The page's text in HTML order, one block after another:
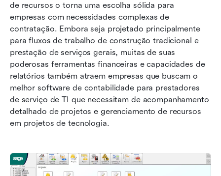
de recursos o torna uma escolha sólida para
empresas com necessidades complexas de
contratação. Embora seja projetado principalmente
para fluxos de trabalho de construção tradicional e
prestação de serviços gerais, muitas de suas
poderosas ferramentas financeiras e capacidades de
relatórios também atraem empresas que buscam o
melhor software de contabilidade para prestadores
de serviço de TI que necessitam de acompanhamento
detalhado de projetos e gerenciamento de recursos
em projetos de tecnologia.